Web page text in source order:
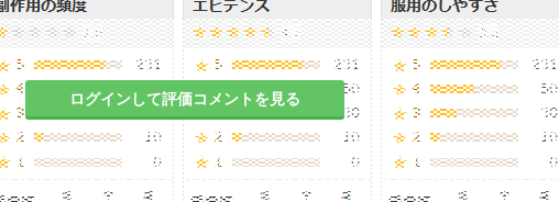
注意
等の重篤な副作用が起こることがあり、致命的な経過をたどること
頻回に臨床検査（血液検査、肝機能・腎機能検査等）を行うなど、
十分に観察すること。なお、1クール目に致命的な経過をたどること
、特に頻回に末梢血液検査を行うこと。また、これらの副作用は使用
ログインして評価コメントを見る